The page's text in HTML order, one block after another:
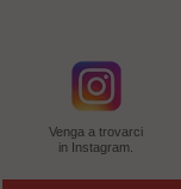
Venga a trovarci
in Instagram.